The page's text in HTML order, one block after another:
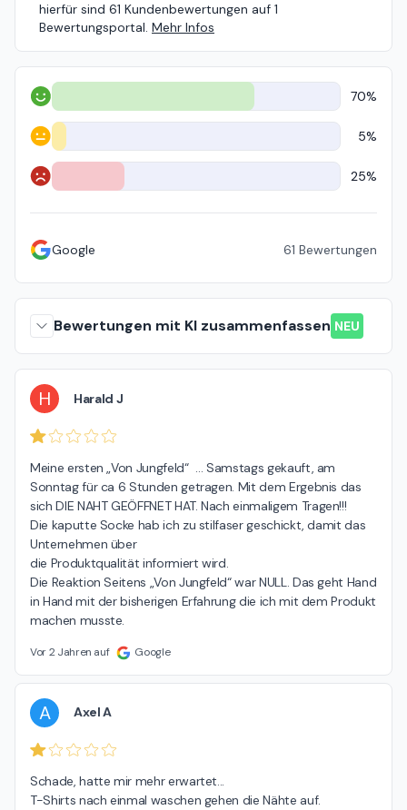
hierfür sind 61 Kundenbewertungen auf 1
Bewertungsportal. Mehr Infos
Positiv 70%
Neutral 5%
Negativ 25%
Google 61 Bewertungen
Bewertungen mit KI zusammenfassen NEU
H Harald J
Meine ersten „Von Jungfeld“  … Samstags gekauft, am
Sonntag für ca 6 Stunden getragen. Mit dem Ergebnis das
sich DIE NAHT GEÖFFNET HAT. Nach einmaligem Tragen!!!
Die kaputte Socke hab ich zu stilfaser geschickt, damit das
Unternehmen über
die Produktqualität informiert wird.
Die Reaktion Seitens „Von Jungfeld“ war NULL. Das geht Hand
in Hand mit der bisherigen Erfahrung die ich mit dem Produkt
machen musste.
Vor 2 Jahren auf Google
A Axel A
Schade, hatte mir mehr erwartet...
T-Shirts nach einmal waschen gehen die Nähte auf.